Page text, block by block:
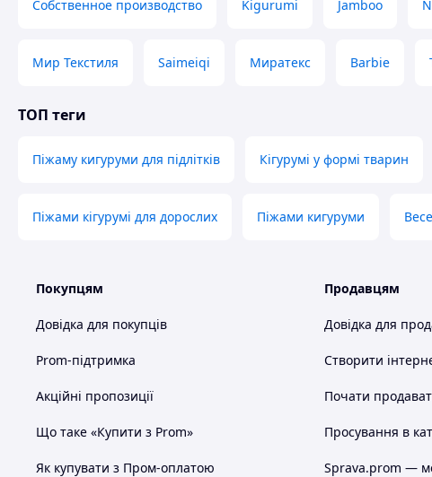
Переваги
відпочивати.
Капюшон із мордочкою
Суцільний комбінезон
— зручно спати,
задирається.
Манжети на рукавах і штанинах —
Зебровий принт
— стильний вигляд і
Собственное производство Kigurumi Jamboo
Мир Текстиля Saimeiqi Миратекс Barbie
ТОП теги
Піжаму кигуруми для підлітків Кігурумі у формі тварин
Піжами кігурумі для дорослих Піжами кигуруми
Покупцям
Довідка для покупців
Prom-підтримка
Акційні пропозиції
Що таке «Купити з Prom»
Як купувати з Пром-оплатою
Продавцям
Довідка для
Створити
Почати
Просування в
Sprava.prom —